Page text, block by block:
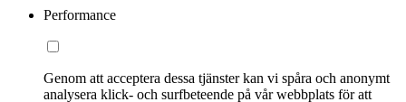
Performance
Genom att acceptera dessa tjänster kan vi spåra och anonymt
analysera klick- och surfbeteende på vår webbplats för att